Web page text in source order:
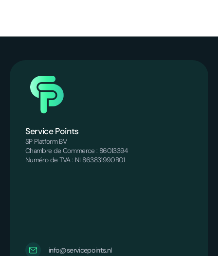
Service Points
SP Platform BV
Chambre de Commerce : 86013394
Numéro de TVA : NL863831990B01
info@servicepoints.nl